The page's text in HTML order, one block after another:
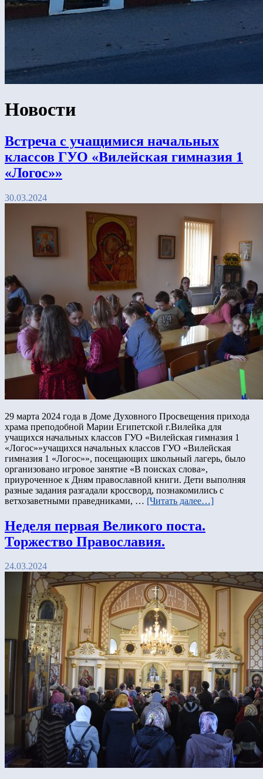
Новости
Встреча с учащимися начальных
классов ГУО «Вилейская гимназия 1
«Логос»»
30.03.2024
29 марта 2024 года в Доме Духовного Просвещения прихода
храма преподобной Марии Египетской г.Вилейка для
учащихся начальных классов ГУО «Вилейская гимназия 1
«Логос»»учащихся начальных классов ГУО «Вилейская
гимназия 1 «Логос»», посещающих школьный лагерь, было
организовано игровое занятие «В поисках слова»,
приуроченное к Дням православной книги. Дети выполняя
разные задания разгадали кроссворд, познакомились с
ветхозаветными праведниками, … [Читать далее…]
Неделя первая Великого поста.
Торжество Православия.
24.03.2024